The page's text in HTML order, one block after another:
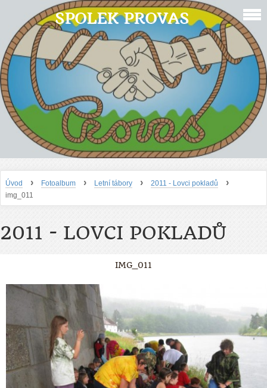
SPOLEK PROVAS
Úvod › Fotoalbum › Letní tábory › 2011 - Lovci pokladů ›
img_011
2011 - LOVCI POKLADŮ
IMG_011